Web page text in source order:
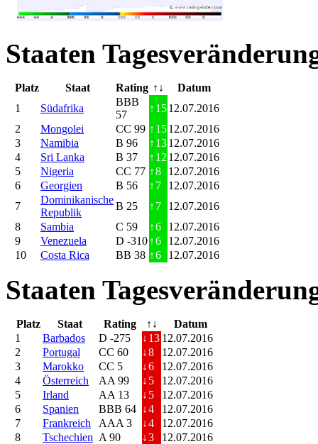
Staaten
Platz Staat Rating ↑↓
Datum
1
Südafrika
BBB
57
↑ 1512.07.2016
2
Mongolei CC 99 ↑ 1512.07.2016
3
Namibia B 96 ↑ 1312.07.2016
4
Sri Lanka B 37 ↑ 12 12.07.2016
5
Nigeria CC 77 ↑8
12.07.2016
6
Georgien B 56 ↑ 7
12.07.2016
7
Dominikanische
Republik
B 25 ↑ 7
12.07.2016
8
Sambia C 59 ↑6
12.07.2016
9
Venezuela D -310 ↑6
12.07.2016
10
Costa Rica BB 38 ↑6 12.07.2016
Staaten
Platz Staat Rating ↑↓
Datum
1
Barbados D -275 ↓ 13 12.07.2016
2
Portugal CC 60 ↓8
12.07.2016
3
Marokko CC 5 ↓6
12.07.2016
4
Österreich AA 99 ↓ 5
12.07.2016
5
Irland AA 13 ↓ 5
12.07.2016
6
Spanien BBB 64 ↓4
12.07.2016
7
Frankreich AAA 3 ↓4
12.07.2016
8
Tschechien A 90 ↓3
12.07.2016